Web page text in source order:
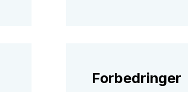
Forbedringer